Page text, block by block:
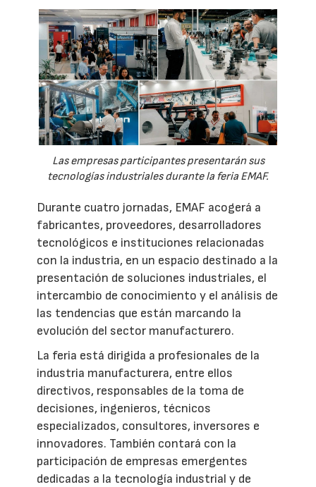
Las empresas participantes presentarán sus
tecnologías industriales durante la feria EMAF.
Durante cuatro jornadas, EMAF acogerá a
fabricantes, proveedores, desarrolladores
tecnológicos e instituciones relacionadas
con la industria, en un espacio destinado a la
presentación de soluciones industriales, el
intercambio de conocimiento y el análisis de
las tendencias que están marcando la
evolución del sector manufacturero.
La feria está dirigida a profesionales de la
industria manufacturera, entre ellos
directivos, responsables de la toma de
decisiones, ingenieros, técnicos
especializados, consultores, inversores e
innovadores. También contará con la
participación de empresas emergentes
dedicadas a la tecnología industrial y de